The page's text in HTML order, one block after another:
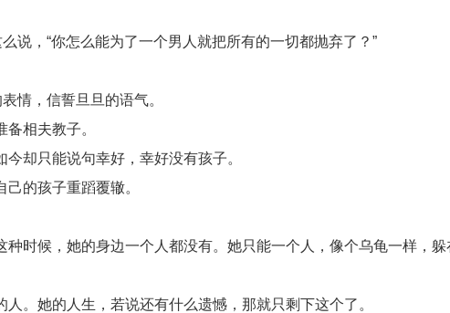
说，“你怎么能为了一个男人就把所有的一切都抛弃了？”
情，信誓旦旦的语气。
相夫教子。
却只能说句幸好，幸好没有孩子。
的孩子重蹈覆辙。
时候，她的身边一个人都没有。她只能一个人，像个乌龟一样，躲
。她的人生，若说还有什么遗憾，那就只剩下这个了。